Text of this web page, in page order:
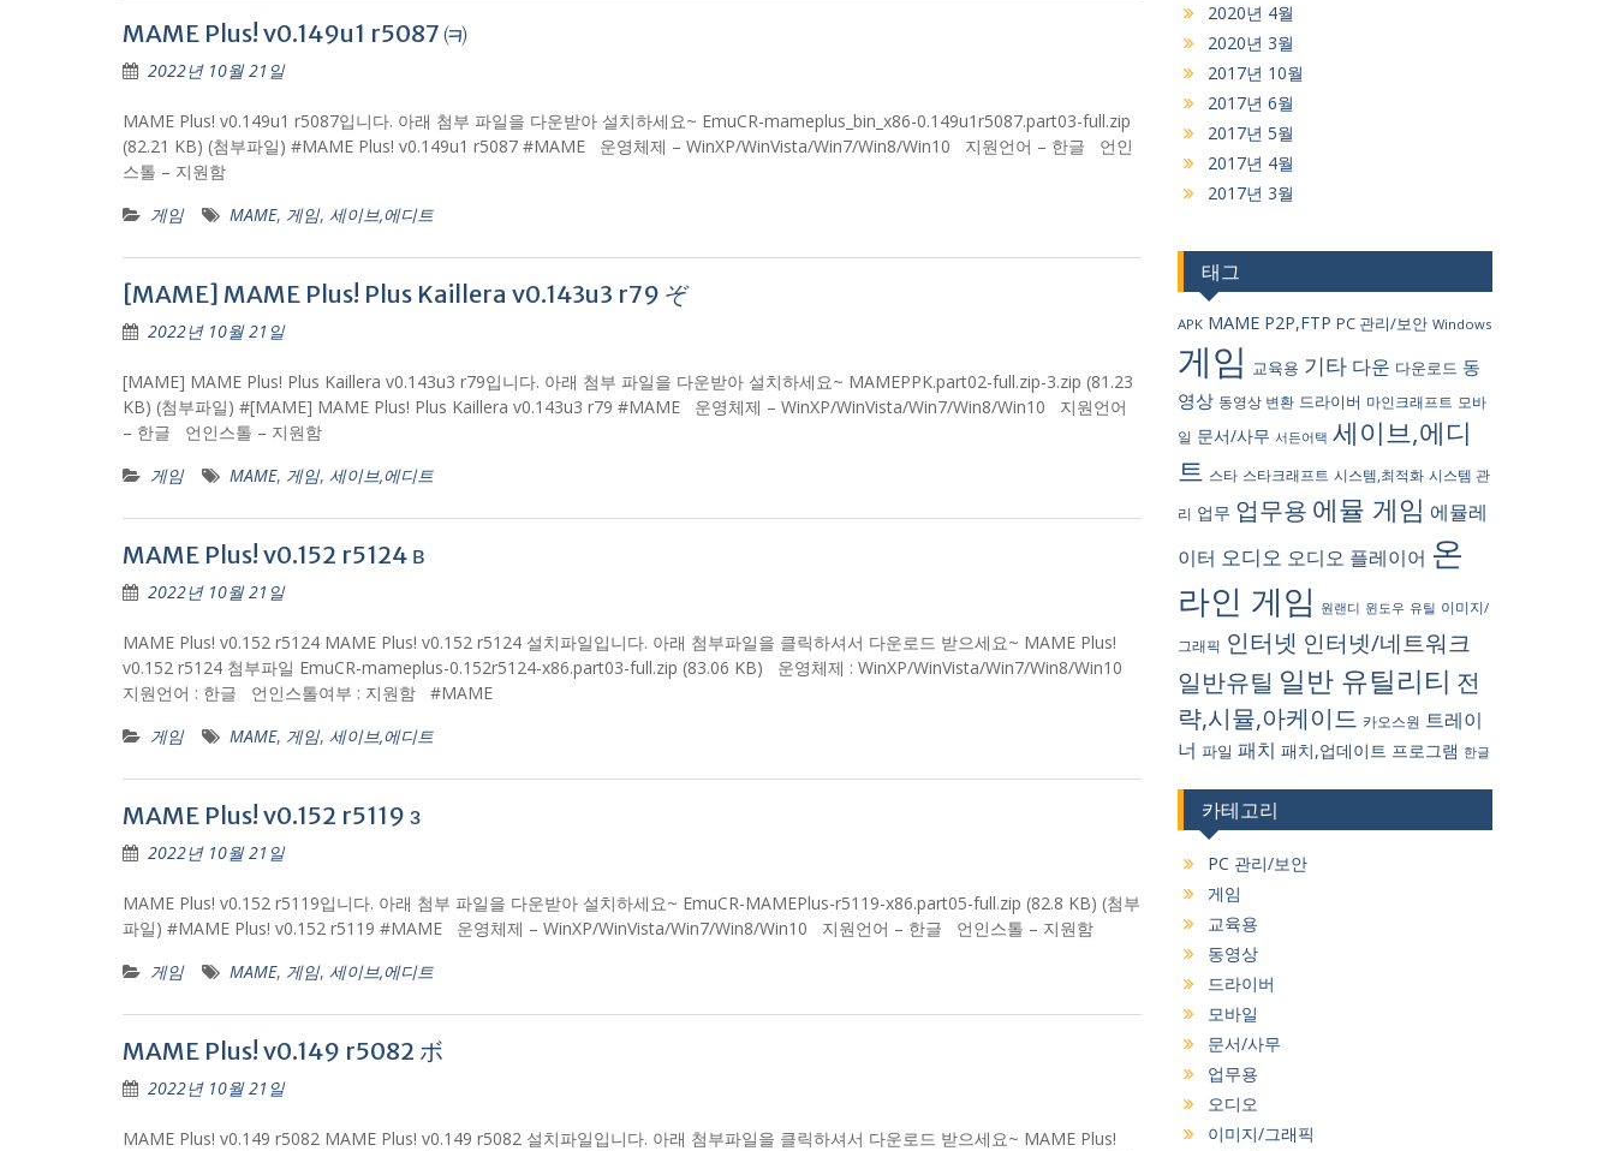
MAME Plus! v0.149u1 r5087 ㈊
2022년 10월 21일
MAME Plus! v0.149u1 r5087입니다. 아래 첨부 파일을 다운받아 설치하세요~ EmuCR-mameplus_bin_x86-0.149u1r5087.part03-full.zip
(82.21 KB) (첨부파일) #MAME Plus! v0.149u1 r5087 #MAME 운영체제 – WinXP/WinVista/Win7/Win8/Win10 지원언어 – 한글 언인
스톨 – 지원함
게임
MAME, 게임, 세이브,에디트
[MAME] MAME Plus! Plus Kaillera v0.143u3 r79 ぞ
2022년 10월 21일
[MAME] MAME Plus! Plus Kaillera v0.143u3 r79입니다. 아래 첨부 파일을 다운받아 설치하세요~ MAMEPPK.part02-full.zip-3.zip (81.23
KB) (첨부파일) #[MAME] MAME Plus! Plus Kaillera v0.143u3 r79 #MAME 운영체제 – WinXP/WinVista/Win7/Win8/Win10 지원언어
– 한글 언인스톨 – 지원함
게임
MAME, 게임, 세이브,에디트
MAME Plus! v0.152 r5124 в
2022년 10월 21일
MAME Plus! v0.152 r5124 MAME Plus! v0.152 r5124 설치파일입니다. 아래 첨부파일을 클릭하셔서 다운로드 받으세요~ MAME Plus!
v0.152 r5124 첨부파일 EmuCR-mameplus-0.152r5124-x86.part03-full.zip (83.06 KB) 운영체제 : WinXP/WinVista/Win7/Win8/Win10
지원언어 : 한글 언인스톨여부 : 지원함 #MAME
게임
MAME, 게임, 세이브,에디트
MAME Plus! v0.152 r5119 з
2022년 10월 21일
MAME Plus! v0.152 r5119입니다. 아래 첨부 파일을 다운받아 설치하세요~ EmuCR-MAMEPlus-r5119-x86.part05-full.zip (82.8 KB) (첨부
파일) #MAME Plus! v0.152 r5119 #MAME 운영체제 – WinXP/WinVista/Win7/Win8/Win10 지원언어 – 한글 언인스톨 – 지원함
게임
MAME, 게임, 세이브,에디트
MAME Plus! v0.149 r5082 ボ
2022년 10월 21일
MAME Plus! v0.149 r5082 MAME Plus! v0.149 r5082 설치파일입니다. 아래 첨부파일을 클릭하셔서 다운로드 받으세요~ MAME Plus!
2020년 4월
2020년 3월
2017년 10월
2017년 6월
2017년 5월
2017년 4월
2017년 3월
태그
APK MAME P2P,FTP PC 관리/보안 Windows
게임 교육용 기타 다운 다운로드 동
영상 동영상 변환 드라이버 마인크래프트 모바
일 문서/사무 서든어택 세이브,에디
트 스타 스타크래프트 시스템,최적화 시스템 관
리 업무 업무용 에뮬 게임 에뮬레
이터 오디오 오디오 플레이어 온
라인 게임 원랜디 윈도우 유틸 이미지/
그래픽 인터넷 인터넷/네트워크
일반유틸 일반 유틸리티 전
략,시뮬,아케이드 카오스원 트레이
너 파일 패치 패치,업데이트 프로그램 한글
카테고리
PC 관리/보안
게임
교육용
동영상
드라이버
모바일
문서/사무
업무용
오디오
이미지/그래픽